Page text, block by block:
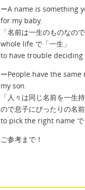
ーA name is something
for my baby.
「名前は一生のものなの
whole life で「一生」
to have trouble deciding
ーPeople have the
my son.
「人々は同じ名前を一生
ので息子にぴったりの名
to pick the right name で
ご参考まで！